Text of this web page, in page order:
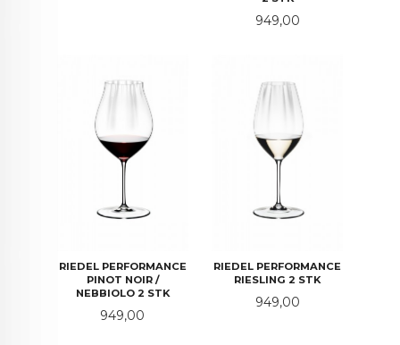
Pris
949,00
RIEDEL PERFORMANCE
PINOT NOIR /
NEBBIOLO 2 STK
Pris
949,00
RIEDEL PERFORMANCE
RIESLING 2 STK
Pris
949,00